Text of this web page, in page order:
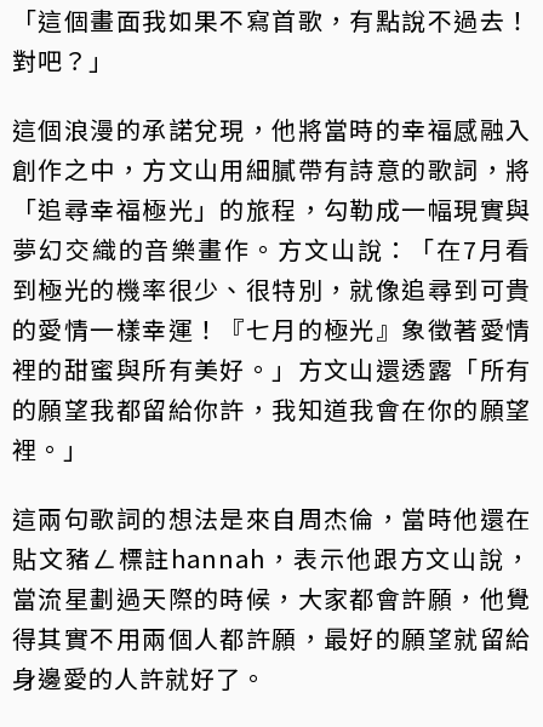
「這個畫面我如果不寫首歌，有點說不過去！
對吧？」
這個浪漫的承諾兌現，他將當時的幸福感融入
創作之中，方文山用細膩帶有詩意的歌詞，將
「追尋幸福極光」的旅程，勾勒成一幅現實與
夢幻交織的音樂畫作。方文山說：「在7月看
到極光的機率很少、很特別，就像追尋到可貴
的愛情一樣幸運！『七月的極光』象徵著愛情
裡的甜蜜與所有美好。」方文山還透露「所有
的願望我都留給你許，我知道我會在你的願望
裡。」
這兩句歌詞的想法是來自周杰倫，當時他還在
貼文豬ㄥ標註hannah，表示他跟方文山說，
當流星劃過天際的時候，大家都會許願，他覺
得其實不用兩個人都許願，最好的願望就留給
身邊愛的人許就好了。